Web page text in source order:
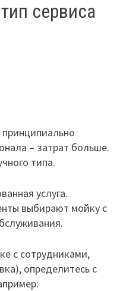
сервиса
– затрат больше.
типа.
услуга.
выбирают мойку с
с сотрудниками,
определитесь с